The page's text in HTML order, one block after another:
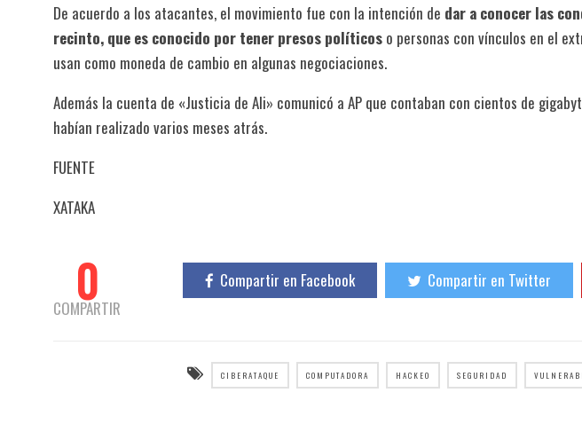
De acuerdo a los atacantes, el movimiento fue con la intención de dar a conocer las
recinto, que es conocido por tener presos políticos o personas con vínculos en el
usan como moneda de cambio en algunas negociaciones.
Además la cuenta de «Justicia de Ali» comunicó a AP que contaban con cientos de
habían realizado varios meses atrás.
FUENTE
XATAKA
0
COMPARTIR
Compartir en Facebook Compartir en Twitter
CIBERATAQUE COMPUTADORA HACKEO SEGURIDAD